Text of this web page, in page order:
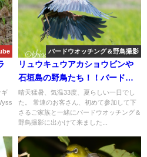
ギ
バードウオッチング＆野鳥撮影
リュウキュウアカショウビンや
石垣島の野鳥たち！！バードウ
オッチング＆野鳥撮影ツアー!!
晴天猛暑、気温33度、夏らしい一日でし
た。 常連のお客さん、初めて参加して下
さるご家族と一緒にバードウオッチング＆
野鳥撮影に出かけて来ました...